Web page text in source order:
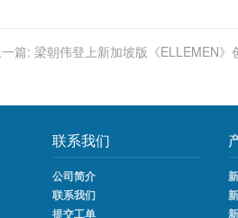
篇: 梁朝伟登上新加坡版《ELLEMEN
联系我们
公司简介
联系我们
提交工单